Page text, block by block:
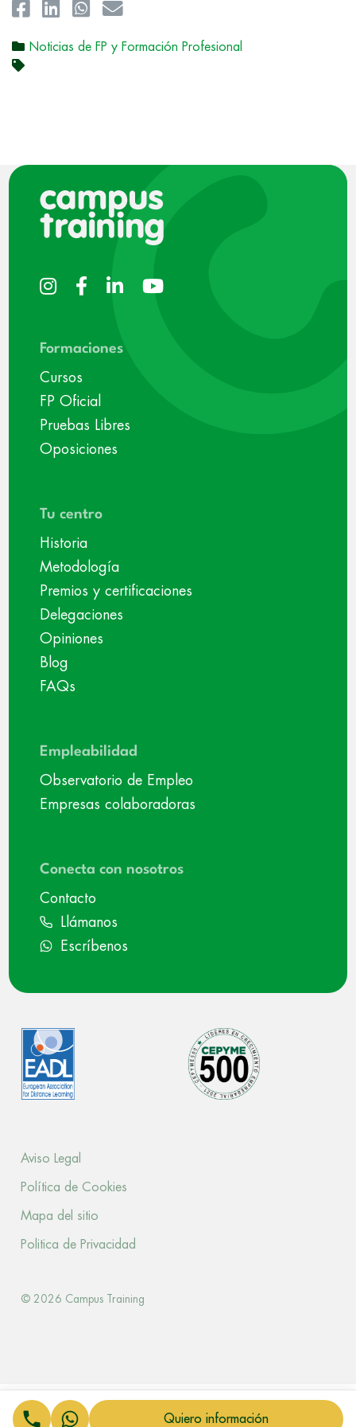
Noticias de FP y Formación Profesional
Formaciones
Cursos
FP Oficial
Pruebas Libres
Oposiciones
Tu centro
Historia
Metodología
Premios y certificaciones
Delegaciones
Opiniones
Blog
FAQs
Empleabilidad
Observatorio de Empleo
Empresas colaboradoras
Conecta con nosotros
Contacto
Llámanos
Escríbenos
Aviso Legal
Política de Cookies
Mapa del sitio
Politica de Privacidad
© 2026 Campus Training
Quiero información